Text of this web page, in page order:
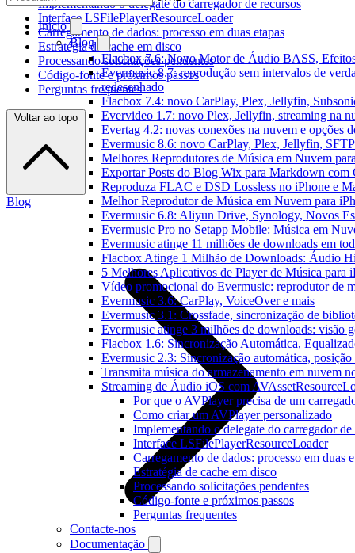
Início
Blog
Flacbox 7.6: Novo Motor de Áudio BASS,
Evermusic 8.7: reprodução sem intervalos de
redesenhado
Flacbox 7.4: novo CarPlay, Plex, Jellyfin,
Evervideo 1.7: novo Plex, Jellyfin, streaming na
Evertag 4.2: novas conexões na nuvem e opções
Evermusic 8.6: novo CarPlay, Plex, Jellyfin,
Melhores Reprodutores de Música em Nuvem
Exportar Posts do Blog Wix para Markdown com
Reproduza FLAC e DSD Lossless no iPhone e
Melhor Reprodutor de Música em Nuvem para
Evermusic 6.8: Aliyun Drive, Synology, Novos
Evermusic Pro no Setapp Mobile: Música em
Evermusic atinge 11 milhões de downloads em
Flacbox Atinge 1 Milhão de Downloads: Áudio
5 Melhores Aplicativos de Player de Música para
Vídeo promocional do Evermusic: reprodutor de
Evermusic 3.6: CarPlay, VoiceOver e mais
Evermusic 3.1: Crossfade, sincronização de
Evermusic atinge 3 milhões de downloads: visão
Flacbox 1.6: Sincronização Automática,
Evermusic 2.3: Sincronização automática, posição
Transmita música do armazenamento em nuvem
Streaming de Áudio iOS com
Por que o AVPlayer precisa de um
Como criar um AVPlayer personalizado
Implementando o delegate do carregador de
Interface LSFilePlayerResourceLoader
Carregamento de dados: processo em duas
Estratégia de cache em disco
Processando solicitações pendentes
Código-fonte e próximos passos
Perguntas frequentes
Contacte-nos
Documentação
Implementando o delegate do carregador de recursos
Interface LSFilePlayerResourceLoader
Carregamento de dados: processo em duas etapas
Estratégia de cache em disco
Processando solicitações pendentes
Código-fonte e próximos passos
Perguntas frequentes
Voltar ao topo
Blog